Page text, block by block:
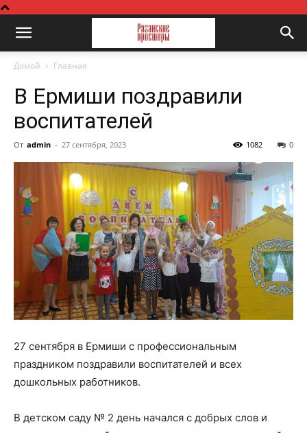
Домой Главная
В Ермиши поздравили
воспитателей
От admin - 27 сентября, 2023 0
1082
27 сентября в Ермиши с профессиональным
праздником поздравили воспитателей и всех
дошкольных работников.
В детском саду № 2 день начался с добрых слов и